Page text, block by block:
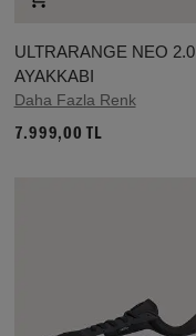
ULTRARANGE NEO 2.0
AYAKKABI
Daha Fazla Renk
7.999,00 TL